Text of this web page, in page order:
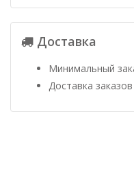
Доставка
Минимальный
Доставка